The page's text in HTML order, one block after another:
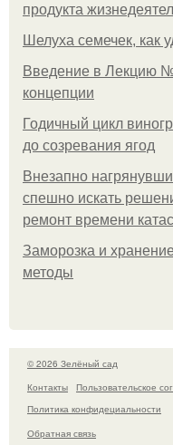
продукта
Шелуха семечек, как
Введение в Лекцию
концепции
Годичный цикл
до созревания ягод
Внезапно
спешно искать
ремонт времени
Заморозка и
методы
© 2026 Зелёный сад
Контакты
Пользовательское
Политика конфидециальности
Обратная связь